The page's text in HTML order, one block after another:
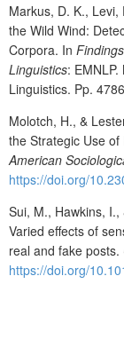
Markus, D. K.,
the Wild Wind:
Corpora. In
Linguistics:
Linguistics. Pp.
Molotch, H., &
the Strategic Use
American
https://doi.org/
Sui, M., Hawkins,
Varied effects of
real and fake posts.
https://doi.org/